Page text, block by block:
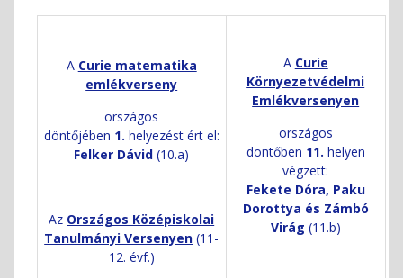
A Curie matematika
emlékverseny
országos
döntőjében 1. helyezést ért el:
Felker Dávid (10.a)
Az Országos Középiskolai
Tanulmányi Versenyen (11-
12. évf.)
A Curie
Környezetvédelmi
Emlékversenyen
országos
döntőben 11. helyen
végzett:
Fekete Dóra, Paku
Dorottya és Zámbó
Virág (11.b)